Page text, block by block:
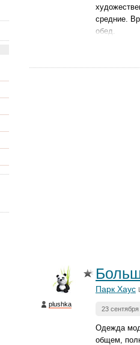
средние.
обед.
plushka
Парк Хаус
23
Одежда
общем,